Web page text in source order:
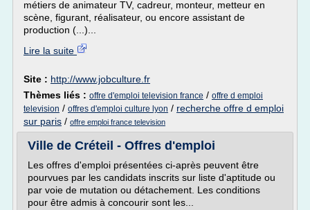
métiers de animateur TV, cadreur, monteur, metteur en
scène, figurant, réalisateur, ou encore assistant de
production (...)...
Lire la suite
Site : http://www.jobculture.fr
Thèmes liés : offre d'emploi television france / offre d emploi
television / offres d'emploi culture lyon / recherche offre d emploi
sur paris / offre emploi france television
Ville de Créteil - Offres d'emploi
Les offres d'emploi présentées ci-après peuvent être
pourvues par les candidats inscrits sur liste d'aptitude ou
par voie de mutation ou détachement. Les conditions
pour être admis à concourir sont les...